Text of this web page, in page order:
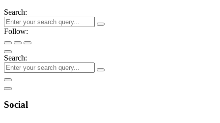
Search:
Follow:
Search:
Social